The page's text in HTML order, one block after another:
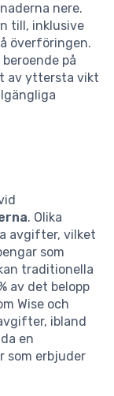
nere.
till, inklusive
överföringen.
på
av yttersta vikt
. Olika
avgifter, vilket
som
traditionella
av det belopp
Wise och
ibland
en
som erbjuder